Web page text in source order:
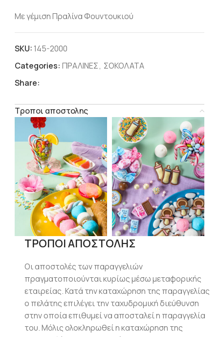
Με γέμιση Πραλίνα Φουντουκιού
SKU: 145-2000
Categories: ΠΡΑΛΙΝΕΣ, ΣΟΚΟΛΑΤΑ
Share:
Τροποι αποστολης
ΤΡΟΠΟΙ ΑΠΟΣΤΟΛΗΣ
Οι αποστολές των παραγγελιών
πραγματοποιούνται κυρίως μέσω μεταφορικής
εταιρείας. Κατά την καταχώρηση της παραγγελίας
ο πελάτης επιλέγει την ταχυδρομική διεύθυνση
στην οποία επιθυμεί να αποσταλεί η παραγγελία
του. Μόλις ολοκληρωθεί η καταχώρηση της